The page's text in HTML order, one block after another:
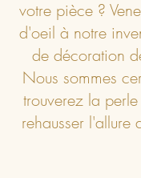
votre pièce ?
d'oeil à notre
de décoration
Nous sommes
trouverez la
rehausser l'allure